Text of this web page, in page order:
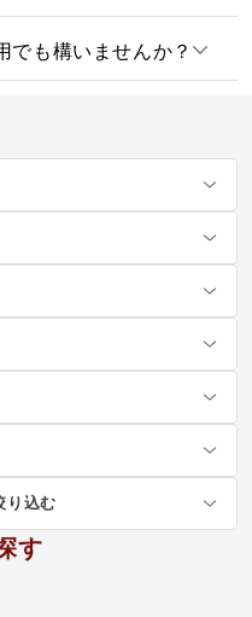
でも構いませんか？
り込む
す